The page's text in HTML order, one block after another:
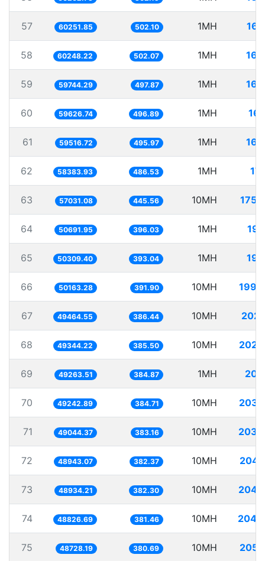
57 60251.85 502.10 1MH
58 60248.22 502.07 1MH
59 59744.29 497.87 1MH
60 59626.74 496.89 1MH
61 59516.72 495.97 1MH
62 58383.93 486.53 1MH
63 57031.08 445.56 10MH
64 50691.95 396.03 1MH
65 50309.40 393.04 1MH
66 50163.28 391.90 10MH
67 49464.55 386.44 10MH
68 49344.22 385.50 10MH
69 49263.51 384.87 1MH
70 49242.89 384.71 10MH
71 49044.37 383.16 10MH
72 48943.07 382.37 10MH
73 48934.21 382.30 10MH
74 48826.69 381.46 10MH
75 48728.19 380.69 10MH